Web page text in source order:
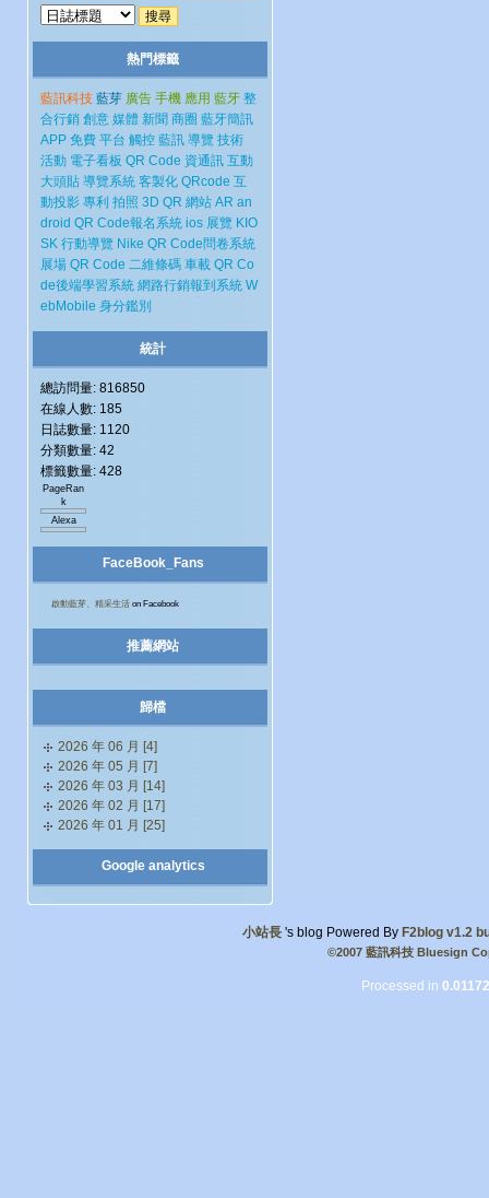
熱門標籤
藍訊科技 藍芽 廣告 手機 應用 藍牙 整
合行銷 創意 媒體 新聞 商圈 藍牙簡訊
APP 免費 平台 觸控 藍訊 導覽 技術
活動 電子看板 QR Code 資通訊 互動
大頭貼 導覽系統 客製化 QRcode 互
動投影 專利 拍照 3D QR 網站 AR an
droid QR Code報名系統 ios 展覽 KIO
SK 行動導覽 Nike QR Code問卷系統
展場 QR Code 二維條碼 車載 QR Co
de後端學習系統 網路行銷報到系統 W
ebMobile 身分鑑別
統計
總訪問量: 816850
在線人數: 185
日誌數量: 1120
分類數量: 42
標籤數量: 428
PageRan
k
Alexa
FaceBook_Fans
啟動藍芽、精采生活 on Facebook
推薦網站
歸檔
2026 年 06 月 [4]
2026 年 05 月 [7]
2026 年 03 月 [14]
2026 年 02 月 [17]
2026 年 01 月 [25]
Google analytics
小站長 's blog Powered By F2blog v1.2
©2007 藍訊科技 Bluesign
Processed in